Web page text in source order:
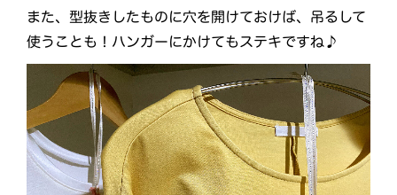
また、型抜きしたものに穴を開けておけば、吊るして
使うことも！ハンガーにかけてもステキですね♪